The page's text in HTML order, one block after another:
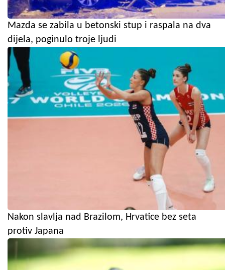
Mazda se zabila u betonski stup i raspala na dva
dijela, poginulo troje ljudi
Nakon slavlja nad Brazilom, Hrvatice bez seta
protiv Japana